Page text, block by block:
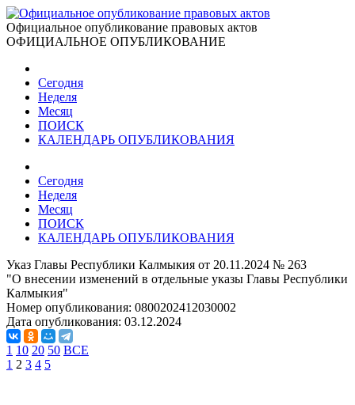
Официальное опубликование правовых актов
ОФИЦИАЛЬНОЕ ОПУБЛИКОВАНИЕ
Сегодня
Неделя
Месяц
ПОИСК
КАЛЕНДАРЬ ОПУБЛИКОВАНИЯ
Сегодня
Неделя
Месяц
ПОИСК
КАЛЕНДАРЬ ОПУБЛИКОВАНИЯ
Указ Главы Республики Калмыкия от 20.11.2024 № 263
"О внесении изменений в отдельные указы Главы Республики
Калмыкия"
Номер опубликования: 0800202412030002
Дата опубликования: 03.12.2024
1 10 20 50 ВСЕ
1 2 3 4 5